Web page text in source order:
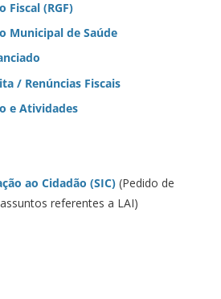
Fiscal (RGF)
Municipal de Saúde
/ Renúncias Fiscais
e Atividades
ao Cidadão (SIC) (Pedido de
referentes a LAI)